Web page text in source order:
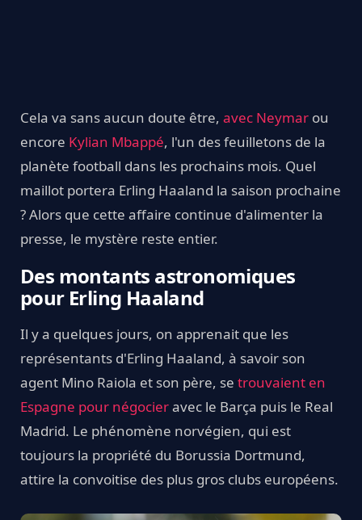
Cela va sans aucun doute être, avec Neymar ou
encore Kylian Mbappé, l'un des feuilletons de la
planète football dans les prochains mois. Quel
maillot portera Erling Haaland la saison prochaine
? Alors que cette affaire continue d'alimenter la
presse, le mystère reste entier.
Des montants astronomiques
pour Erling Haaland
Il y a quelques jours, on apprenait que les
représentants d'Erling Haaland, à savoir son
agent Mino Raiola et son père, se trouvaient en
Espagne pour négocieravec le Barça puis le Real
Madrid. Le phénomène norvégien, qui est
toujours la propriété du Borussia Dortmund,
attire la convoitise des plus gros clubs européens.